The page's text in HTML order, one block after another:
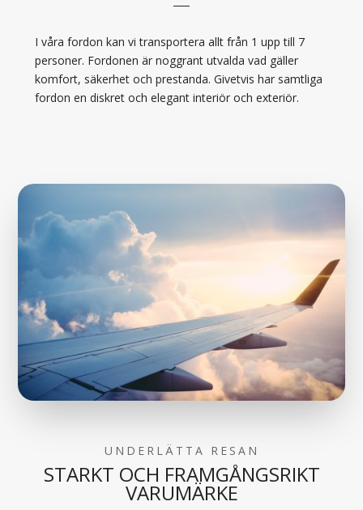
I våra fordon kan vi transportera allt från 1 upp till 7
personer. Fordonen är noggrant utvalda vad gäller
komfort, säkerhet och prestanda. Givetvis har samtliga
fordon en diskret och elegant interiör och exteriör.
UNDERLÄTTA RESAN
STARKT OCH FRAMGÅNGSRIKT
VARUMÄRKE